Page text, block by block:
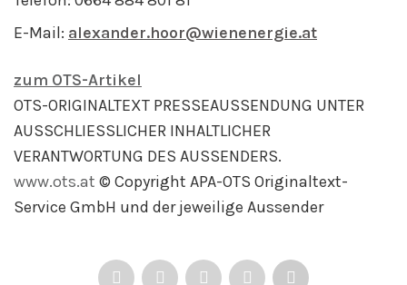
E-Mail: alexander.hoor@wienenergie.at
zum OTS-Artikel
OTS-ORIGINALTEXT PRESSEAUSSENDUNG UNTER
AUSSCHLIESSLICHER INHALTLICHER
VERANTWORTUNG DES AUSSENDERS.
www.ots.at © Copyright APA-OTS Originaltext-
Service GmbH und der jeweilige Aussender